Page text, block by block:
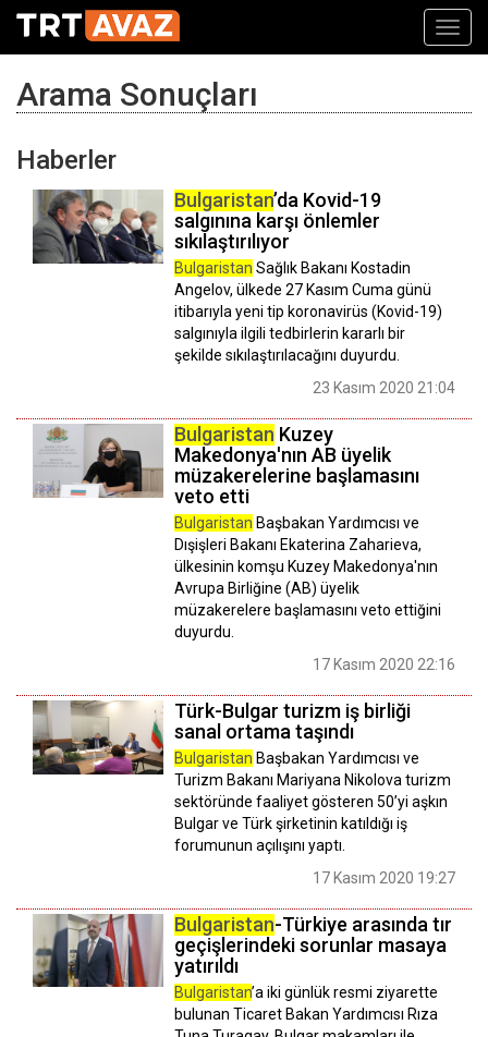
Arama Sonuçları
Haberler
Bulgaristan’da Kovid-19
salgınına karşı önlemler
sıkılaştırılıyor
Bulgaristan Sağlık Bakanı Kostadin
Angelov, ülkede 27 Kasım Cuma günü
itibarıyla yeni tip koronavirüs (Kovid-19)
salgınıyla ilgili tedbirlerin kararlı bir
şekilde sıkılaştırılacağını duyurdu.
23 Kasım 2020 21:04
Bulgaristan Kuzey
Makedonya'nın AB üyelik
müzakerelerine başlamasını
veto etti
Bulgaristan Başbakan Yardımcısı ve
Dışişleri Bakanı Ekaterina Zaharieva,
ülkesinin komşu Kuzey Makedonya'nın
Avrupa Birliğine (AB) üyelik
müzakerelere başlamasını veto ettiğini
duyurdu.
17 Kasım 2020 22:16
Türk-Bulgar turizm iş birliği
sanal ortama taşındı
Bulgaristan Başbakan Yardımcısı ve
Turizm Bakanı Mariyana Nikolova turizm
sektöründe faaliyet gösteren 50’yi aşkın
Bulgar ve Türk şirketinin katıldığı iş
forumunun açılışını yaptı.
17 Kasım 2020 19:27
Bulgaristan-Türkiye arasında tır
geçişlerindeki sorunlar masaya
yatırıldı
Bulgaristan’a iki günlük resmi ziyarette
bulunan Ticaret Bakan Yardımcısı Rıza